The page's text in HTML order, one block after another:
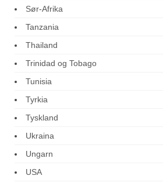
Sør-Afrika
Tanzania
Thailand
Trinidad og Tobago
Tunisia
Tyrkia
Tyskland
Ukraina
Ungarn
USA